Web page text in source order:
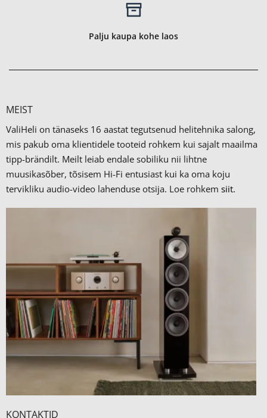
Palju kaupa kohe laos
MEIST
ValiHeli on tänaseks 16 aastat tegutsenud helitehnika salong,
mis pakub oma klientidele tooteid rohkem kui sajalt maailma
tipp-brändilt. Meilt leiab endale sobiliku nii lihtne
muusikasõber, tõsisem Hi-Fi entusiast kui ka oma koju
tervikliku audio-video lahenduse otsija. Loe rohkem siit.
KONTAKTID